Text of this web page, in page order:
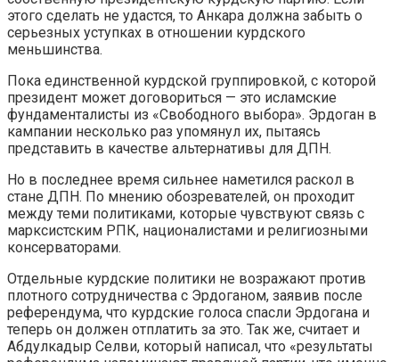
этого сделать не удастся, то Анкара должна забыть о
серьезных уступках в отношении курдского
меньшинства.
Пока единственной курдской группировкой, с которой
президент может договориться — это исламские
фундаменталисты из «Свободного выбора». Эрдоган в
кампании несколько раз упомянул их, пытаясь
представить в качестве альтернативы для ДПН.
Но в последнее время сильнее наметился раскол в
стане ДПН. По мнению обозревателей, он проходит
между теми политиками, которые чувствуют связь с
марксистским РПК, националистами и религиозными
консерваторами.
Отдельные курдские политики не возражают против
плотного сотрудничества с Эрдоганом, заявив после
референдума, что курдские голоса спасли Эрдогана и
теперь он должен отплатить за это. Так же, считает и
Абдулкадыр Селви, который написал, что «результаты